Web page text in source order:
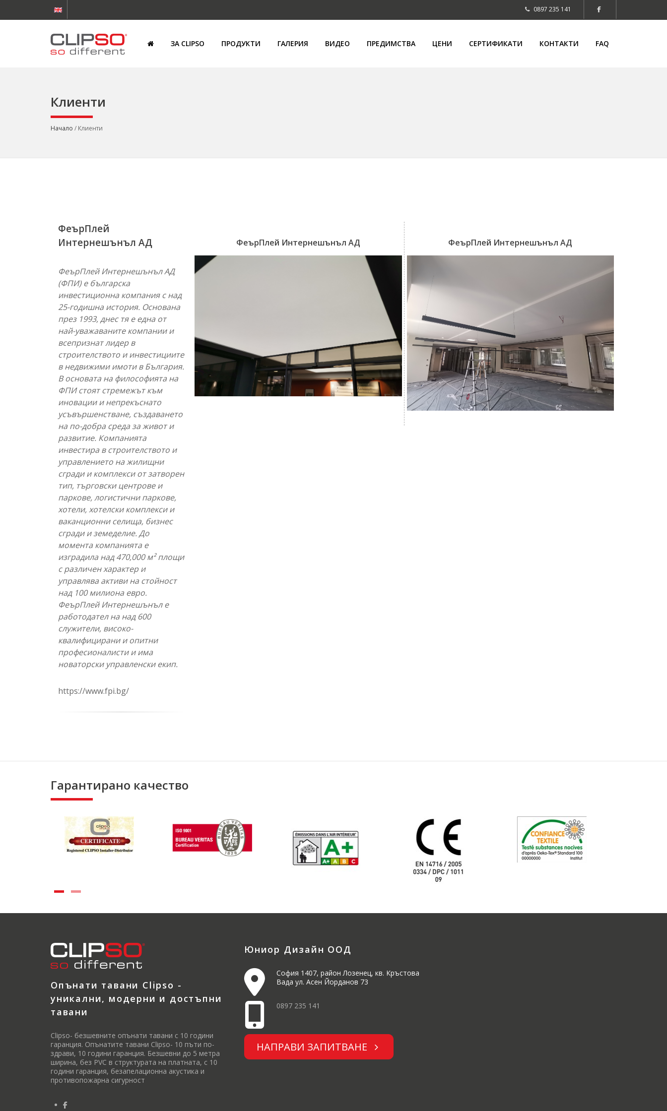
0897 235 141
ЗА CLIPSO ПРОДУКТИ ГАЛЕРИЯ ВИДЕО ПРЕДИМСТВА ЦЕНИ СЕРТИФИКАТИ КОНТАКТИ FAQ
Клиенти
Начало / Клиенти
ФеърПлей
Интернешънъл АД
ФеърПлей Интернешънъл АД
(ФПИ) е българска
инвестиционна компания с над
25-годишна история. Основана
през 1993, днес тя е една от
най-уважаваните компании и
всепризнат лидер в
строителството и инвестициите
в недвижими имоти в България.
В основата на философията на
ФПИ стоят стремежът към
иновации и непрекъснато
усъвършенстване, създаването
на по-добра среда за живот и
развитие. Компанията
инвестира в строителството и
управлението на жилищни
сгради и комплекси от затворен
тип, търговски центрове и
паркове, логистични паркове,
хотели, хотелски комплекси и
ваканционни селища, бизнес
сгради и земеделие. До
момента компанията е
изградила над 470,000 м² площи
с различен характер и
управлява активи на стойност
над 100 милиона евро.
ФеърПлей Интернешънъл е
работодател на над 600
служители, високо-
квалифицирани и опитни
професионалисти и има
новаторски управленски екип.
https://www.fpi.bg/
ФеърПлей Интернешънъл АД ФеърПлей Интернешънъл АД
Гарантирано качество
Опънати тавани Clipso -
уникални, модерни и достъпни
тавани
Clipso- безшевните опънати тавани с 10 години
гаранция. Опънатите тавани Clipso- 10 пъти по-
здрави, 10 години гаранция. Безшевни до 5 метра
ширина, без PVC в структурата на платната, с 10
години гаранция, безапелационна акустика и
противопожарна сигурност
Юниор Дизайн ООД
София 1407, район Лозенец, кв. Кръстова
Вада ул. Асен Йорданов 73
0897 235 141
НАПРАВИ ЗАПИТВАНЕ